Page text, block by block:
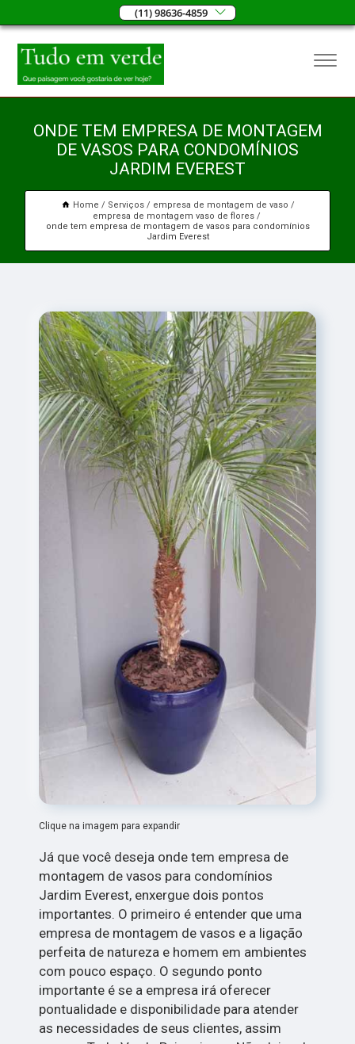
(11) 98636-4859
ONDE TEM EMPRESA DE MONTAGEM
DE VASOS PARA CONDOMÍNIOS
JARDIM EVEREST
Home Serviços
empresa de montagem de vaso
empresa de montagem vaso de flores
onde tem empresa de montagem de vasos para condomínios
Jardim Everest
Clique na imagem para expandir
Já que você deseja onde tem empresa de
montagem de vasos para condomínios
Jardim Everest, enxergue dois pontos
importantes. O primeiro é entender que uma
empresa de montagem de vasos e a ligação
perfeita de natureza e homem em ambientes
com pouco espaço. O segundo ponto
importante é se a empresa irá oferecer
pontualidade e disponibilidade para atender
as necessidades de seus clientes, assim